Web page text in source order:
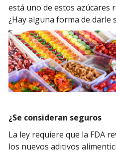
está uno de estos azúcares
¿Hay alguna forma de darle
¿Se consideran seguros
La ley requiere que la FDA
los nuevos aditivos